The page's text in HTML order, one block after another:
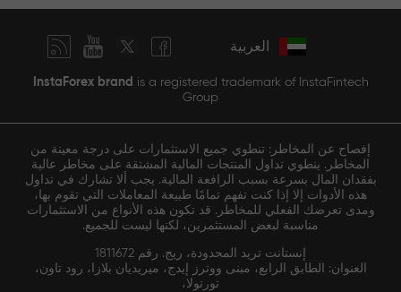
العربية
InstaForex brand is a registered trademark of InstaFintech
Group
إفصاح عن المخاطر: تنطوي جميع الاستثمارات على درجة معينة من
المخاطر. ينطوي تداول المنتجات المالية المشتقة على مخاطر عالية
بفقدان المال بسرعة بسبب الرافعة المالية. يجب ألا تشارك في تداول
هذه الأدوات إلا إذا كنت تفهم تمامًا طبيعة المعاملات التي تقوم بها،
ومدى تعرضك الفعلي للمخاطر. قد تكون هذه الأنواع من الاستثمارات
مناسبة لبعض المستثمرين، لكنها ليست للجميع.
إنستانت تريد المحدودة، ريج. رقم 1811672
العنوان: الطابق الرابع، مبنى ووترز إيدج، ميريديان بلازا، رود تاون،
تورتولا،